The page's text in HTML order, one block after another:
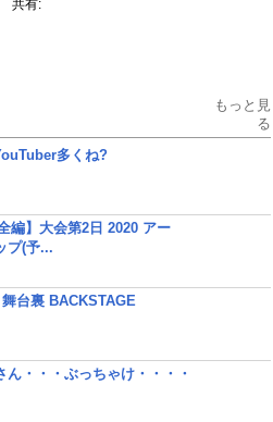
共有:
もっと見
る
多くね?
編】大会第2日 2020 アー
プ(予...
台裏 BACKSTAGE
ん・・・ぶっちゃけ・・・・